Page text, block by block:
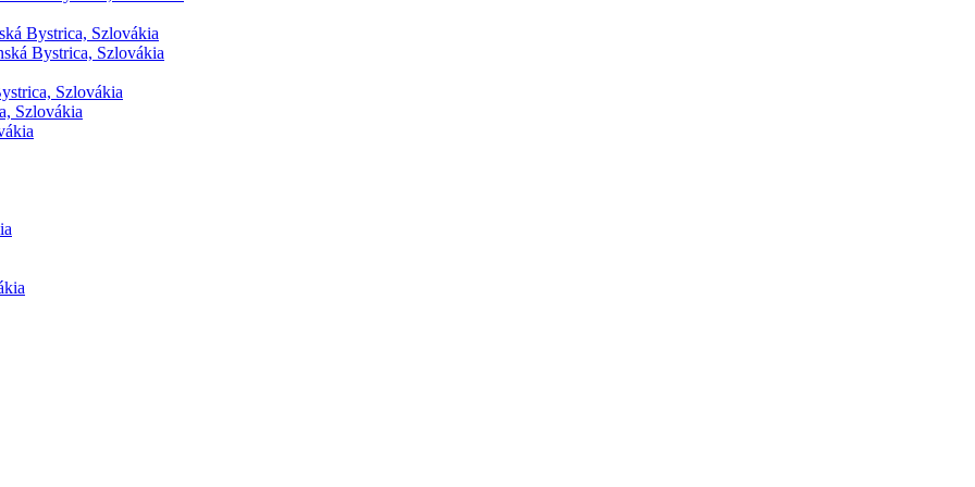
Bystrica, Szlovákia
Bystrica, Szlovákia
Szlovákia
Szlovákia